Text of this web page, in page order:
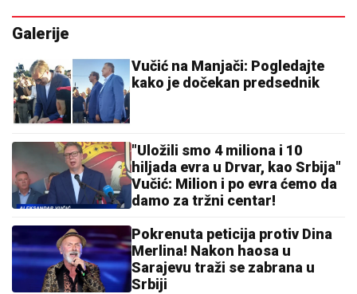
Galerije
Vučić na Manjači: Pogledajte
kako je dočekan predsednik
"Uložili smo 4 miliona i 10
hiljada evra u Drvar, kao Srbija"
Vučić: Milion i po evra ćemo da
damo za tržni centar!
Pokrenuta peticija protiv Dina
Merlina! Nakon haosa u
Sarajevu traži se zabrana u
Srbiji